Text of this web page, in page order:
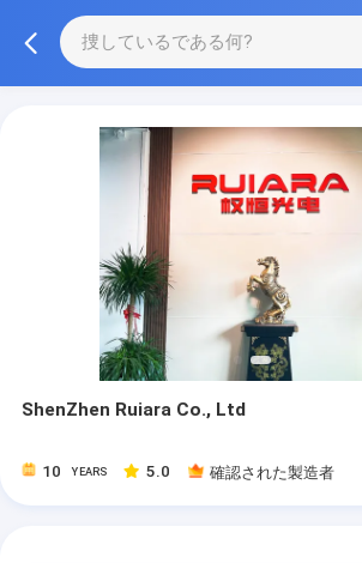
ShenZhen Ruiara Co., Ltd
10 YEARS 5.0 確認された製造者